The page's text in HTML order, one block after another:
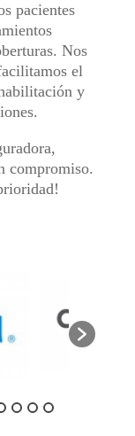
pacientes
Nos
el
y
compromiso.